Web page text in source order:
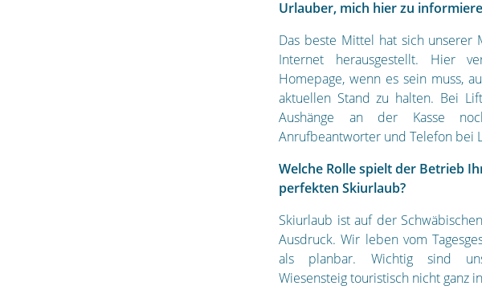
Urlauber, mich hier zu
Das beste Mittel hat sich unserer
Internet herausgestellt. Hier
Homepage, wenn es sein muss,
aktuellen Stand zu halten. Bei
Aushänge an der Kasse
Anrufbeantworter und Telefon bei
Welche Rolle spielt der Betrieb
perfekten Skiurlaub?
Skiurlaub ist auf der
Ausdruck. Wir leben vom
als planbar. Wichtig sind
Wiesensteig touristisch nicht ganz